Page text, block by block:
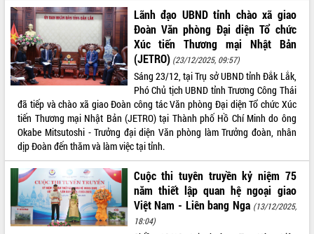
Bàn giải pháp tháo gỡ khó khăn trong
xuất khẩu sầu riêng và triển khai quy
định EUDR
Thứ trưởng Bộ Nông nghiệp và Môi
trường Nguyễn Hoàng Hiệp khảo sát
vùng trồng và doanh nghiệp đóng gói
Trình diễn nghệ thuật chế biến các
món ăn từ sầu riêng
Đắk Lắk công bố Quy hoạch và xúc
tiến đầu tư tỉnh
Ngành cá ngừ Đắk Lắk chủ động thích
ứng để giữ vững thị trường xuất khẩu
Diễn đàn Kinh tế tư nhân Việt Nam đột
phá cơ chế - Hợp tác công tư
Lãnh đạo UBND tỉnh chào xã giao
Đoàn Văn phòng Đại diện Tổ chức
Xúc tiến Thương mại Nhật Bản
(JETRO) (23/12/2025, 09:57)
Sáng 23/12, tại Trụ sở UBND tỉnh Đắk Lắk,
Phó Chủ tịch UBND tỉnh Trương Công Thái
đã tiếp và chào xã giao Đoàn công tác Văn phòng Đại diện Tổ chức Xúc
tiến Thương mại Nhật Bản (JETRO) tại Thành phố Hồ Chí Minh do ông
Okabe Mitsutoshi - Trưởng đại diện Văn phòng làm Trưởng đoàn, nhân
dịp Đoàn đến thăm và làm việc tại tỉnh.
Cuộc thi tuyên truyền kỷ niệm 75
năm thiết lập quan hệ ngoại giao
Việt Nam - Liên bang Nga (13/12/2025,
18:04)